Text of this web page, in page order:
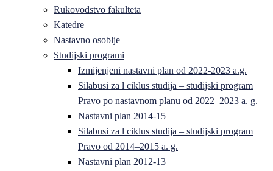
Rukovodstvo fakulteta
Katedre
Nastavno osoblje
Studijski programi
Izmijenjeni nastavni plan od 2022-2023 a.g.
Silabusi za l ciklus studija – studijski program
Pravo po nastavnom planu od 2022–2023 a. g.
Nastavni plan 2014-15
Silabusi za l ciklus studija – studijski program
Pravo od 2014–2015 a. g.
Nastavni plan 2012-13